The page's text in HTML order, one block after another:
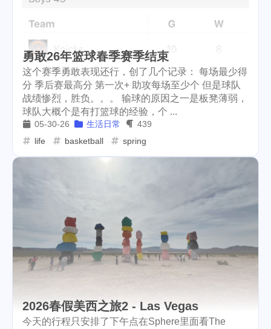
勇敢26年篮球春季赛季结束
这个赛季勇敢表现还行，创了几个记录： 每场最少得
分 季后赛最高分 第一次+ 助攻每场至少个 但是球队
战绩惨烈，胜负。。。 输球的原因之一是板凳薄弱，
球队大概个是有打篮球的经验，个 ...
05-30-26 生活日常
439
life
basketball spring
2026春假美西之旅2 - Las Vegas
今天的行程只安排了下午点在Sphere里面看The